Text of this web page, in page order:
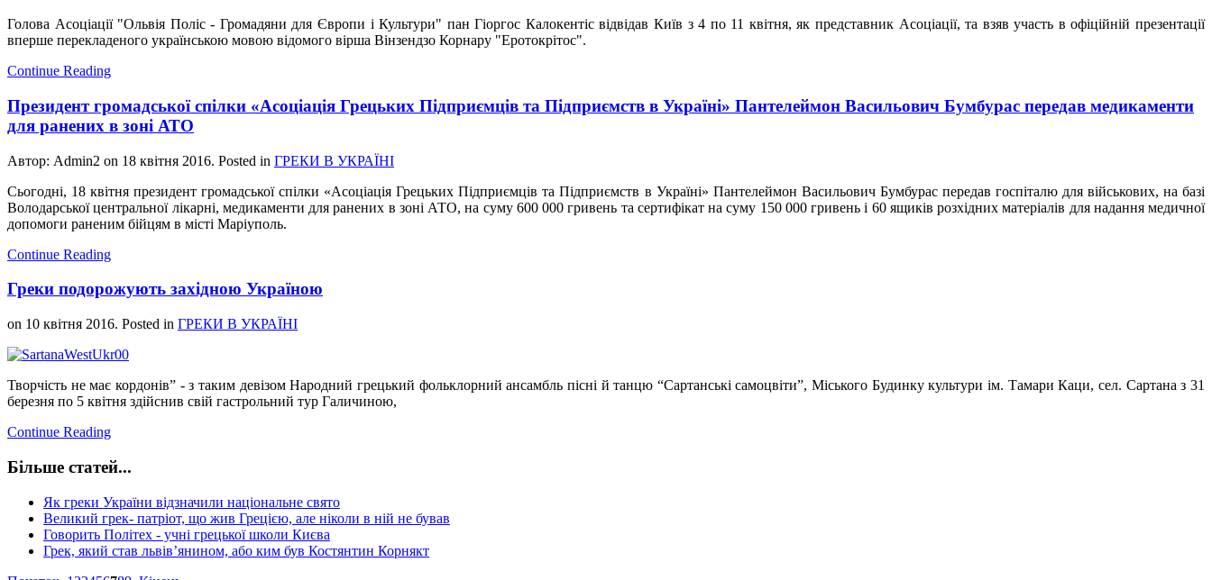
Голова Асоціації "Ольвія Поліс - Громадяни для Європи і Культури" пан Гіоргос Калокентіс відвідав Київ з 4 по 11 квітня, як представник Асоціації, та взяв участь в офіційній презентації
вперше перекладеного українською мовою відомого вірша Вінзендзо Корнару "Еротокрітос".
Continue Reading
Президент громадської спілки «Асоціація Грецьких Підприємців та Підприємств в Україні» Пантелеймон Васильович Бумбурас передав медикаменти
для ранених в зоні АТО
Автор: Admin2 on 18 квітня 2016. Posted in ГРЕКИ В УКРАЇНІ
Сьогодні, 18 квітня президент громадської спілки «Асоціація Грецьких Підприємців та Підприємств в Україні» Пантелеймон Васильович Бумбурас передав госпіталю для військових, на базі
Володарської центральної лікарні, медикаменти для ранених в зоні АТО, на суму 600 000 гривень та сертифікат на суму 150 000 гривень і 60 ящиків розхідних матеріалів для надання медичної
допомоги раненим бійцям в місті Маріуполь.
Continue Reading
Греки подорожують західною Україною
on 10 квітня 2016. Posted in ГРЕКИ В УКРАЇНІ
Творчість не має кордонів” - з таким девізом Народний грецький фольклорний ансамбль пісні й танцю “Сартанські самоцвіти”, Міського Будинку культури ім. Тамари Каци, сел. Сартана з 31
березня по 5 квітня здійснив свій гастрольний тур Галичиною,
Continue Reading
Більше статей...
Як греки України відзначили національне свято
Великий грек- патріот, що жив Грецією, але ніколи в ній не бував
Говорить Політех - учні грецької школи Києва
Грек, який став львів’янином, або ким був Костянтин Корнякт